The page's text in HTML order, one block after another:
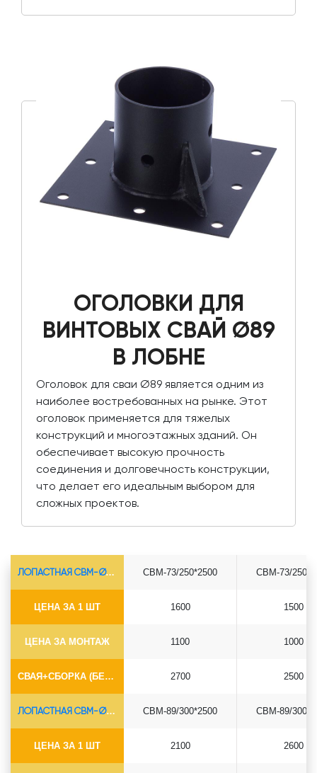
ОГОЛОВКИ ДЛЯ
ВИНТОВЫХ СВАЙ Ø89
В ЛОБНЕ
Оголовок для сваи Ø89 является одним из
наиболее востребованных на рынке. Этот
оголовок применяется для тяжелых
конструкций и многоэтажных зданий. Он
обеспечивает высокую прочность
соединения и долговечность конструкции,
что делает его идеальным выбором для
сложных проектов.
ЛОПАСТНАЯ СВМ-Ø73*5.5
ЦЕНА ЗА 1 ШТ
ЦЕНА ЗА МОНТАЖ
СВАЯ+СБОРКА (БЕЗ ОГОЛОВКА)
СВМ-73/250*2500
1600
1100
2700
СВМ-73/
1500
1000
2500
ЛОПАСТНАЯ СВМ-Ø89*6.5
ЦЕНА ЗА 1 ШТ
СВМ-89/300*2500
2100
СВМ-89/
2600